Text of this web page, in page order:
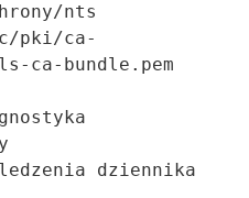
nts
pki/ca-
ca-bundle.pem
dziennika